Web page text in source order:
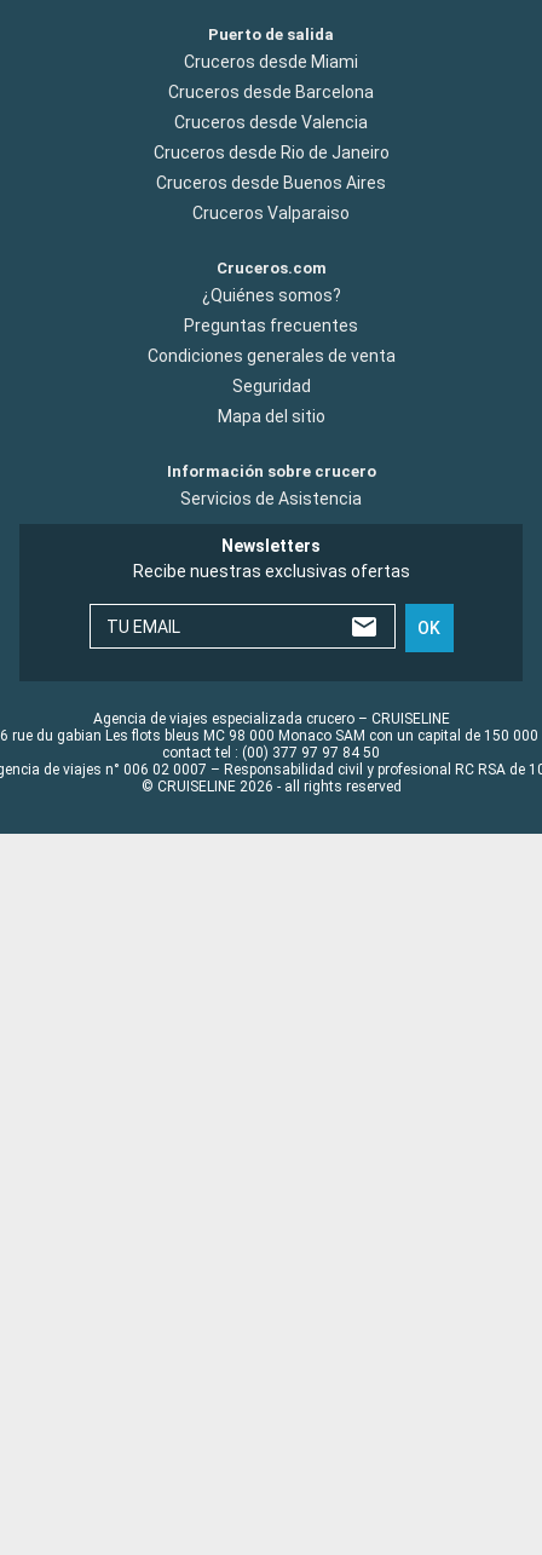
Puerto de salida
Cruceros desde Miami
Cruceros desde Barcelona
Cruceros desde Valencia
Cruceros desde Rio de Janeiro
Cruceros desde Buenos Aires
Cruceros Valparaiso
Cruceros.com
¿Quiénes somos?
Preguntas frecuentes
Condiciones generales de venta
Seguridad
Mapa del sitio
Información sobre crucero
Servicios de Asistencia
Newsletters
Recibe nuestras exclusivas ofertas
TU EMAIL OK
Agencia de viajes especializada crucero – CRUISELINE
rue du gabian Les flots bleus MC 98 000 Monaco SAM con un capital de 150 000
contact tel : (00) 377 97 97 84 50
de viajes n° 006 02 0007 – Responsabilidad civil y profesional RC RSA de
© CRUISELINE 2026 - all rights reserved